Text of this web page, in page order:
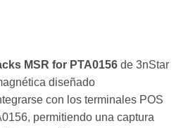
MSR for PTA0156 de 3nStar
diseñado
con los terminales POS
permitiendo una captura